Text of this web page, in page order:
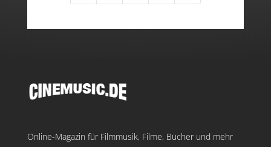
Online-Magazin für Filmmusik, Filme, Bücher und mehr